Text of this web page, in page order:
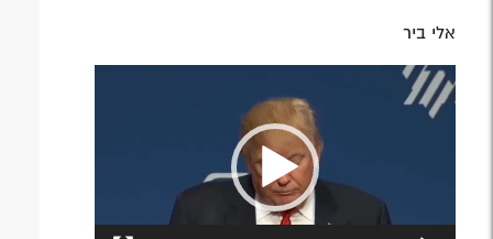
אלי ביר
נגן
וידאו